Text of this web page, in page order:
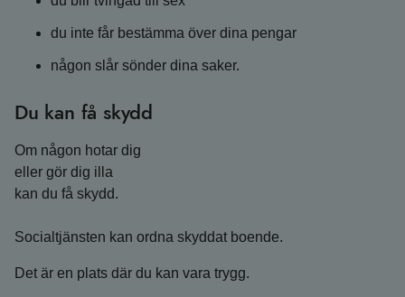
du inte får bestämma över dina pengar
någon slår sönder dina saker.
Du kan få skydd
Om någon hotar dig
eller gör dig illa
kan du få skydd.
Socialtjänsten kan ordna skyddat boende.
Det är en plats där du kan vara trygg.